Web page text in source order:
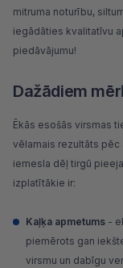
mitruma noturību,
iegādāties kvalitatīvu
piedāvājumu!
Dažādiem
Ēkās esošās virsmas
vēlamais rezultāts pēc
iemesla dēļ tirgū
izplatītākie ir:
Kaļķa apmetums -
piemērots gan
virsmu un dabīgu